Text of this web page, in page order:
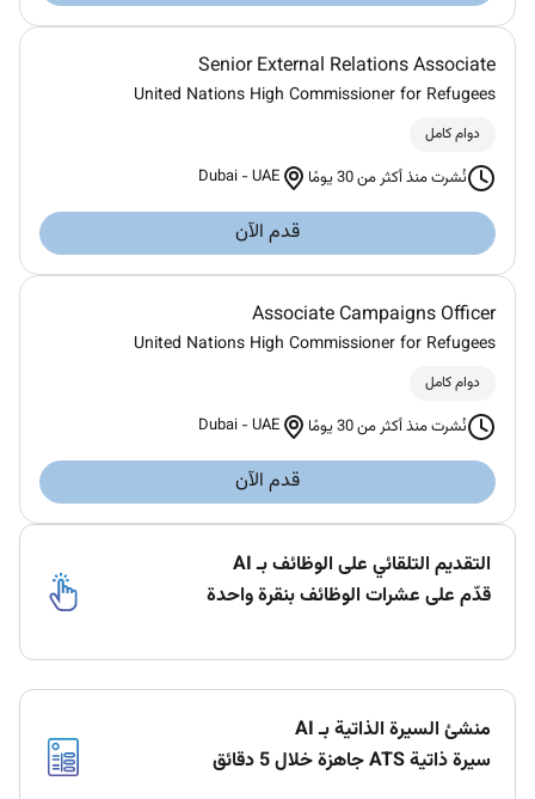
Senior External Relations Associate
United Nations High Commissioner for Refugees
دوام كامل
نُشرت منذ أكثر من 30 يومًا Dubai -UAE
قدم الآن
Associate Campaigns Officer
United Nations High Commissioner for Refugees
دوام كامل
نُشرت منذ أكثر من 30 يومًا Dubai -UAE
قدم الآن
التقديم التلقائي على الوظائف بـ AI
قدّم على عشرات الوظائف بنقرة واحدة
منشئ السيرة الذاتية بـ AI
سيرة ذاتية ATS جاهزة خلال 5 دقائق